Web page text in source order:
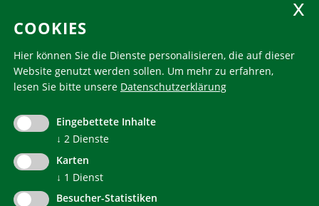
KlimaHaus ist eine eingetragene Marke. Die Nutzung muss
communication@klimahausagentur.it
© 2022 Agentur für Energie Südtirol - KlimaHaus
COOKIES
Hier können Sie die Dienste personalisieren, die auf dieser
Website genutzt werden sollen. Um mehr zu erfahren,
lesen Sie bitte unsere Datenschutzerklärung
Eingebettete Inhalte
↓ 2 Dienste
Karten
↓ 1 Dienst
Besucher-Statistiken